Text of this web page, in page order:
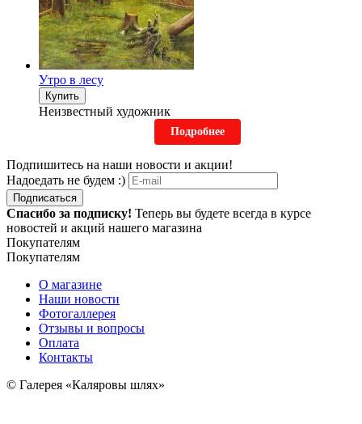
Утро в лесу
Купить
Неизвестный художник
Подробнее
Подпишитесь на наши новости и акции!
Надоедать не будем :)
Подписаться
Спасибо за подписку! Теперь вы будете всегда в курсе
новостей и акций нашего магазина
Покупателям
Покупателям
О магазине
Наши новости
Фотогаллерея
Отзывы и вопросы
Оплата
Контакты
© Галерея «Каляровы шлях»